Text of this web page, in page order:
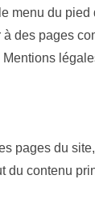
menu du pied
à des pages
pages du
du contenu